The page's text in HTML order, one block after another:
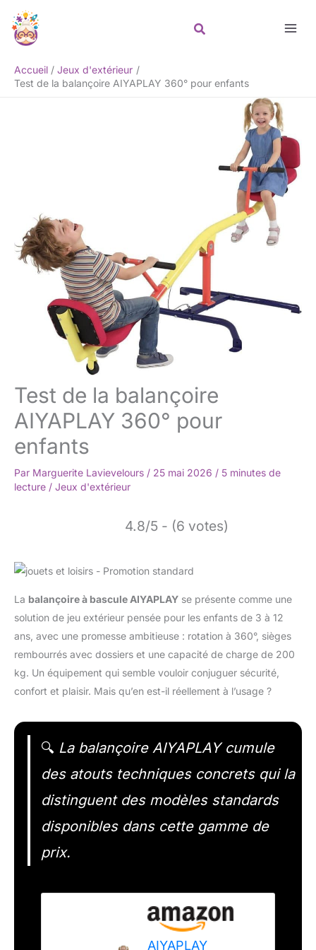
contenu
Accueil
Jeux d'extérieur
Test de la balançoire AIYAPLAY 360° pour enfants
Test de la balançoire
AIYAPLAY 360° pour
enfants
Par Marguerite Lavievelours / 25 mai 2026 / 5 minutes de
lecture / Jeux d'extérieur
4.8/5 - (6 votes)
La balançoire à bascule AIYAPLAY se présente comme une
solution de jeu extérieur pensée pour les enfants de 3 à 12
ans, avec une promesse ambitieuse : rotation à 360°, sièges
rembourrés avec dossiers et une capacité de charge de 200
kg. Un équipement qui semble vouloir conjuguer sécurité,
confort et plaisir. Mais qu’en est-il réellement à l’usage ?
🔍 La balançoire AIYAPLAY cumule
des atouts techniques concrets qui la
distinguent des modèles standards
disponibles dans cette gamme de
prix.
AIYAPLAY
Rechercher